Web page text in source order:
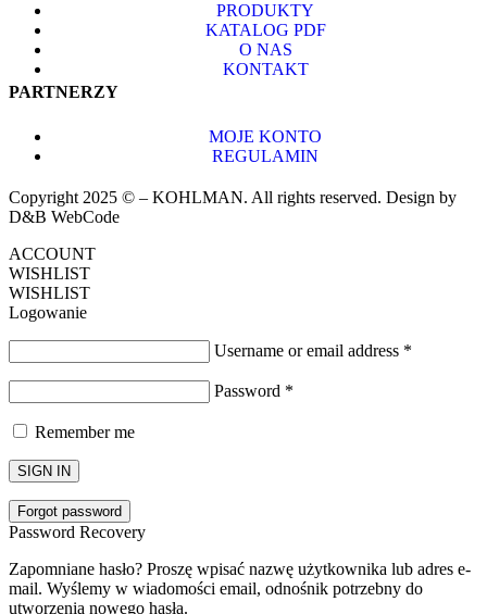
PRODUKTY
KATALOG PDF
O NAS
KONTAKT
PARTNERZY
MOJE KONTO
REGULAMIN
Copyright 2025 © – KOHLMAN. All rights reserved. Design by
D&B WebCode
ACCOUNT
WISHLIST
WISHLIST
Logowanie
Username or email address *
Password *
Remember me
SIGN IN
Forgot password
Password Recovery
Zapomniane hasło? Proszę wpisać nazwę użytkownika lub adres e-
mail. Wyślemy w wiadomości email, odnośnik potrzebny do
utworzenia nowego hasła.